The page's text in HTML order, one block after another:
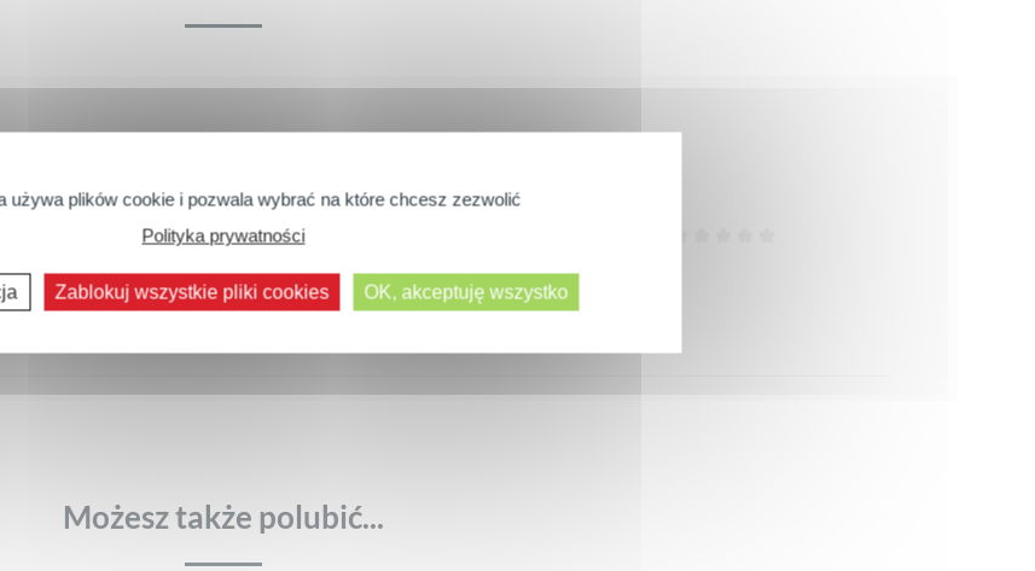
Stosunek jakości do ceny
Następne komentarze >>
Możesz także polubić...
używa plików cookie i pozwala wybrać na które chcesz zezwolić
Polityka prywatności
Zablokuj wszystkie pliki cookies OK, akceptuję wszystko